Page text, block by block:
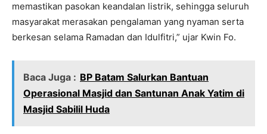
memastikan pasokan keandalan listrik, sehingga seluruh
masyarakat merasakan pengalaman yang nyaman serta
berkesan selama Ramadan dan Idulfitri,” ujar Kwin Fo.
Baca Juga : BP Batam Salurkan Bantuan
Operasional Masjid dan Santunan Anak Yatim di
Masjid Sabilil Huda